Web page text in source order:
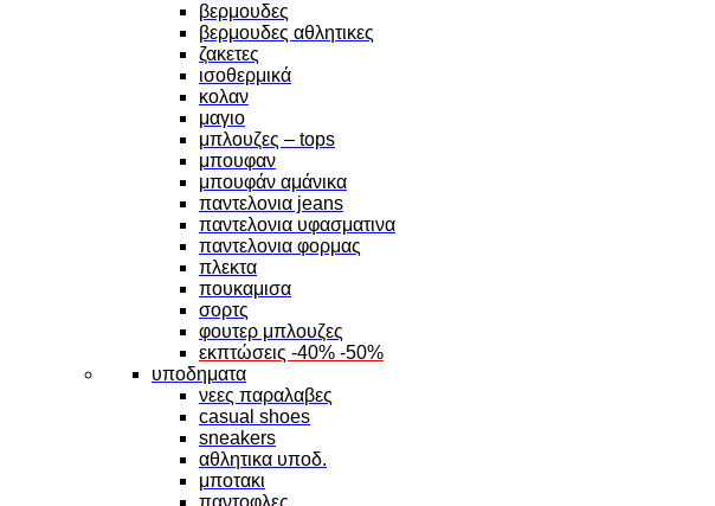
βερμουδες
βερμουδες αθλητικες
ζακετες
ισοθερμικά
κολαν
μαγιο
μπλουζες – tops
μπουφαν
μπουφάν αμάνικα
παντελονια jeans
παντελονια υφασματινα
παντελονια φορμας
πλεκτα
πουκαμισα
σορτς
φουτερ μπλουζες
εκπτώσεις -40% -50%
υποδηματα
νεες παραλαβες
casual shoes
sneakers
αθλητικα υποδ.
μποτακι
παντοφλες